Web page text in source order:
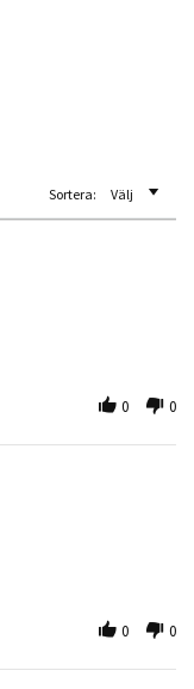
Sortera: Välj
0 0
0 0